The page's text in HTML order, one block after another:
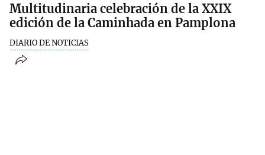
Multitudinaria celebración de la XXIX
edición de la Caminhada en Pamplona
DIARIO DE NOTICIAS